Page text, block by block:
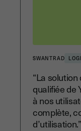
SWANTRAD
“La
qualifiée de
à nos
complète,
d’utilisation.”